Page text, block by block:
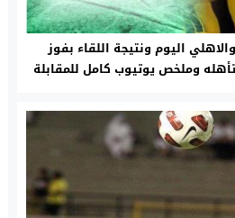
اليوم ونتيجة اللقاء بفوز
وملخص يوتيوب كامل للمقابلة